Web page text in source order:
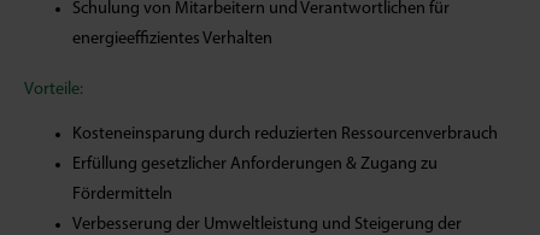
Schulung von Mitarbeitern und Verantwortlichen für
energieeffizientes Verhalten
Vorteile:
Kosteneinsparung durch reduzierten Ressourcenverbrauch
Erfüllung gesetzlicher Anforderungen & Zugang zu
Fördermitteln
Verbesserung der Umweltleistung und Steigerung der